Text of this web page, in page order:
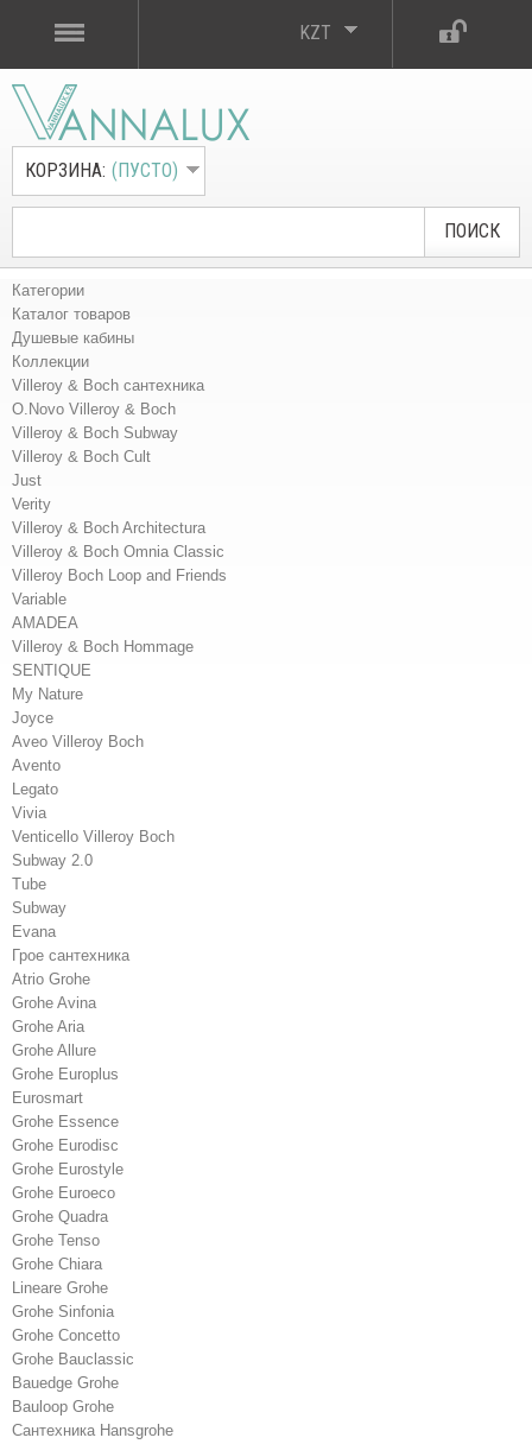
KZT
ПОИСК
КОРЗИНА: (ПУСТО)
Категории
Каталог товаров
Душевые кабины
Коллекции
Villeroy & Boch сантехника
O.Novo Villeroy & Boch
Villeroy & Boch Subway
Villeroy & Boch Cult
Just
Verity
Villeroy & Boch Architectura
Villeroy & Boch Omnia Classic
Villeroy Boch Loop and Friends
Variable
AMADEA
Villeroy & Boch Hommage
SENTIQUE
My Nature
Joyce
Aveo Villeroy Boch
Avento
Legato
Vivia
Venticello Villeroy Boch
Subway 2.0
Tube
Subway
Evana
Грое сантехника
Atrio Grohe
Grohe Avina
Grohe Aria
Grohe Allure
Grohe Europlus
Eurosmart
Grohe Essence
Grohe Eurodisc
Grohe Eurostyle
Grohe Euroeco
Grohe Quadra
Grohe Tenso
Grohe Chiara
Lineare Grohe
Grohe Sinfonia
Grohe Concetto
Grohe Bauclassic
Bauedge Grohe
Bauloop Grohe
Сантехника Hansgrohe